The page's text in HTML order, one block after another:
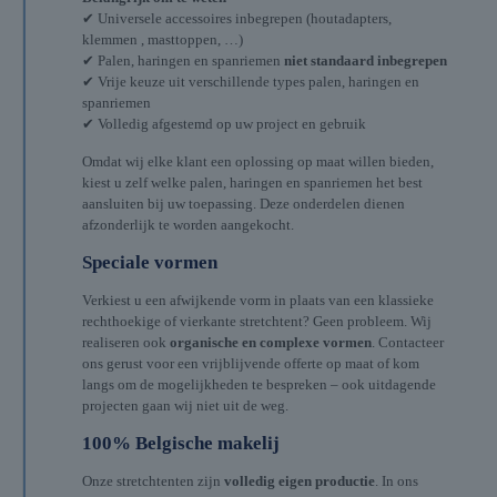
✔ Universele accessoires inbegrepen (houtadapters,
klemmen , masttoppen, …)
✔ Palen, haringen en spanriemenniet standaard inbegrepen
✔ Vrije keuze uit verschillende types palen, haringen en
spanriemen
✔ Volledig afgestemd op uw project en gebruik
Omdat wij elke klant een oplossing op maat willen bieden,
kiest u zelf welke palen, haringen en spanriemen het best
aansluiten bij uw toepassing. Deze onderdelen dienen
afzonderlijk te worden aangekocht.
Speciale vormen
Verkiest u een afwijkende vorm in plaats van een klassieke
rechthoekige of vierkante stretchtent? Geen probleem. Wij
realiseren ookorganische en complexe vormen . Contacteer
ons gerust voor een vrijblijvende offerte op maat of kom
langs om de mogelijkheden te bespreken – ook uitdagende
projecten gaan wij niet uit de weg.
100% Belgische makelij
Onze stretchtenten zijnvolledig eigen productie . In ons